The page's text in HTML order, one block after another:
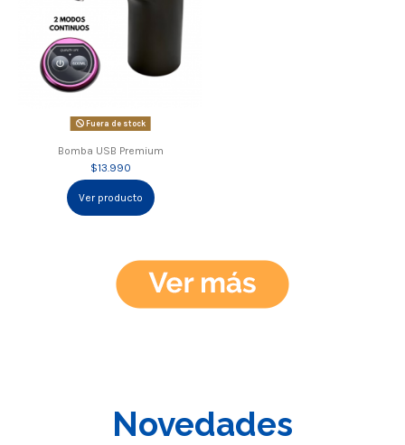
Fuera de stock
Bomba USB Premium
$13.990
Ver producto
Novedades